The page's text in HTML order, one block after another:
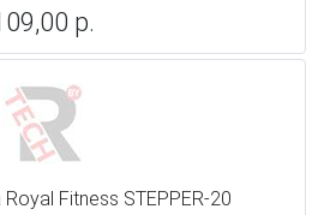
р.
Fitness STEPPER-20